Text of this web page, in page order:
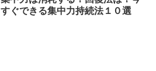
すぐできる集中力持続法１０選